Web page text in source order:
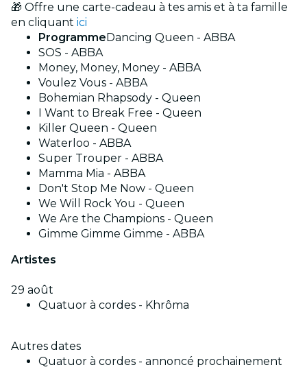
🎁 Offre une carte-cadeau à tes amis et à ta famille
en cliquant ici
Programme Dancing Queen - ABBA
SOS - ABBA
Money, Money, Money - ABBA
Voulez Vous - ABBA
Bohemian Rhapsody - Queen
I Want to Break Free - Queen
Killer Queen - Queen
Waterloo - ABBA
Super Trouper - ABBA
Mamma Mia - ABBA
Don't Stop Me Now - Queen
We Will Rock You - Queen
We Are the Champions - Queen
Gimme Gimme Gimme - ABBA
Artistes
29 août
Quatuor à cordes - Khrôma
Autres dates
Quatuor à cordes - annoncé prochainement